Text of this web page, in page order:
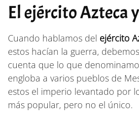
El ejército Azteca
Cuando hablamos del ejército
estos hacían la guerra,
cuenta que lo que
engloba a varios pueblos de
estos el imperio levantado por
más popular, pero no el único.